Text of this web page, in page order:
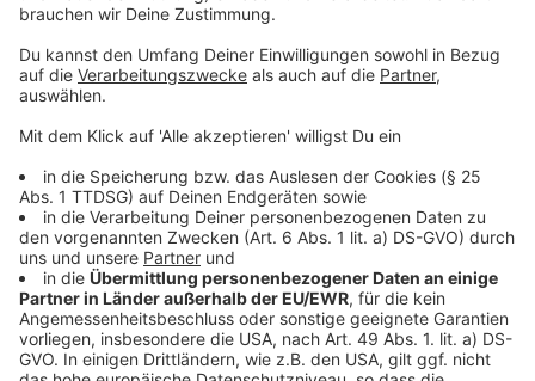
Original, serviert humorvolle Geschichten und
schlagfertige Gags, die das Publikum zum Lachen
mit seinem unverwechselbaren Charme die Zuschauer
mit auf eine Reise durch den Alltag, gespickt mit
witzigen Anekdoten und skurrilen Beobachtungen.
Anzeige
Jan van Weyde, der berufstätige Ehemann und Papa
zweier kleiner Mädels, erzählt in seiner sympathisch-